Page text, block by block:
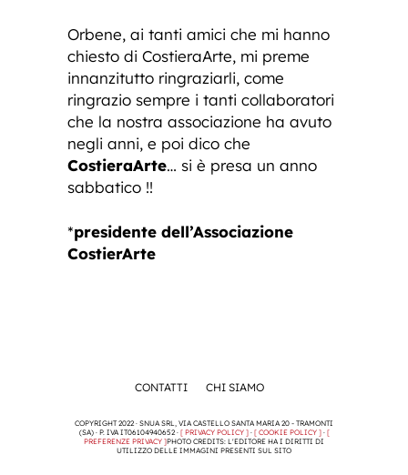
Orbene, ai tanti amici che mi hanno
chiesto di CostieraArte, mi preme
innanzitutto ringraziarli, come
ringrazio sempre i tanti collaboratori
che la nostra associazione ha avuto
negli anni, e poi dico che
CostieraArte… si è presa un anno
sabbatico !!
*presidente dell’Associazione
CostierArte
CONTATTI CHI SIAMO
COPYRIGHT 2022 · SNUA SRL, VIA CASTELLO SANTA MARIA 20 - TRAMONTI
(SA) · P. IVA IT06104940652 · [ PRIVACY POLICY ]· [ COOKIE POLICY ]· [
PREFERENZE PRIVACY ]PHOTO CREDITS: L'EDITORE HA I DIRITTI DI
UTILIZZO DELLE IMMAGINI PRESENTI SUL SITO